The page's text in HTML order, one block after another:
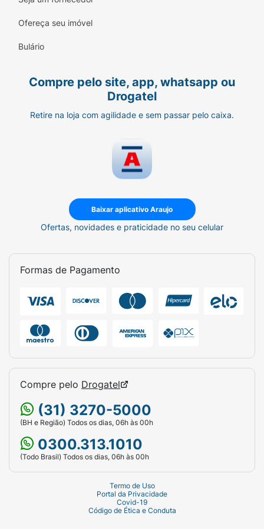
fios secos, ásperos ou com frizz excessivo.
Novo Tamanho 320g:
Ofereça seu imóvel
Bulário
Compre pelo site, app, whatsapp ou
Drogatel
Retire na loja com agilidade e sem passar pelo caixa.
Baixar aplicativo Araujo
Ofertas, novidades e praticidade no seu celular
Formas de Pagamento
Compre pelo Drogatel
(31) 3270-5000
(BH e Região) Todos os dias, 06h às 00h
0300.313.1010
(Todo Brasil) Todos os dias, 06h às 00h
Termo de Uso
Portal da Privacidade
Covid-19
Código de Ética e Conduta